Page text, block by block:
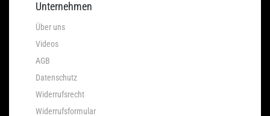
Unternehmen
Über uns
Videos
AGB
Datenschutz
Widerrufsrecht
Widerrufsformular